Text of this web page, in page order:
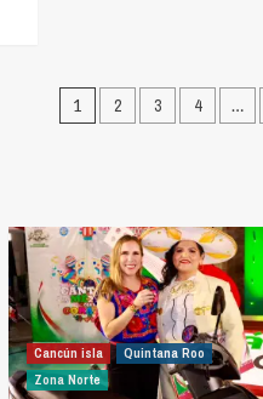
Paginación
1 2 3 4 …
Cancún isla
Quintana Roo
Zona Norte